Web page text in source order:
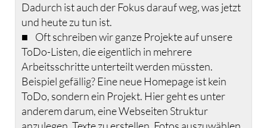
Dadurch ist auch der Fokus darauf weg, was jetzt
und heute zu tun ist.
■ Oft schreiben wir ganze Projekte auf unsere
ToDo-Listen, die eigentlich in mehrere
Arbeitsschritte unterteilt werden müssten.
Beispiel gefällig? Eine neue Homepage ist kein
ToDo, sondern ein Projekt. Hier geht es unter
anderem darum, eine Webseiten Struktur